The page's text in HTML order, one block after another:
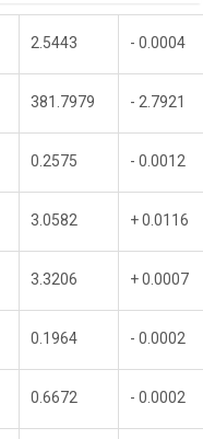
2.5443 - 0.0004
381.7979 - 2.7921
0.2575 - 0.0012
3.0582 + 0.0116
3.3206 + 0.0007
0.1964 - 0.0002
0.6672 - 0.0002